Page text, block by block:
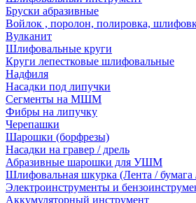
Бруски абразивные
Войлок , поролон, полировка,
Вулканит
Шлифовальные круги
Круги лепестковые шлифовальные
Надфиля
Насадки под липучки
Сегменты на МШМ
Фибры на липучку
Черепашки
Шарошки (борфрезы)
Насадки на гравер / дрель
Абразивные шарошки для УШМ
Шлифовальная шкурка (Лента / бумага
Электроинструменты и
Аккумуляторный инструмент